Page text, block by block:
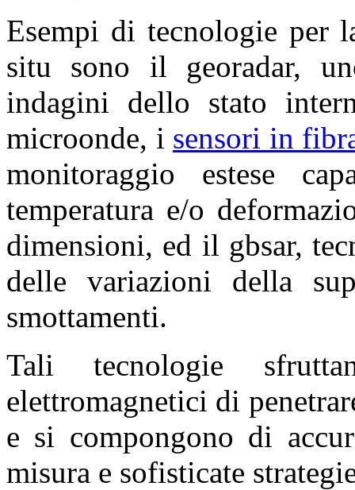
Esempi di tecnologie per
situ sono il georadar,
indagini dello stato
microonde, i sensori in
monitoraggio estese
temperatura e/o
dimensioni, ed il gbsar,
delle variazioni della
smottamenti.
Tali tecnologie
elettromagnetici di
e si compongono di
misura e sofisticate